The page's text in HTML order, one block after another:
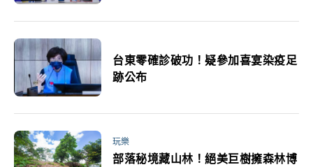
台東零確診破功！疑參加喜宴染疫足
跡公布
玩樂
部落秘境藏山林！絕美巨樹擁森林博